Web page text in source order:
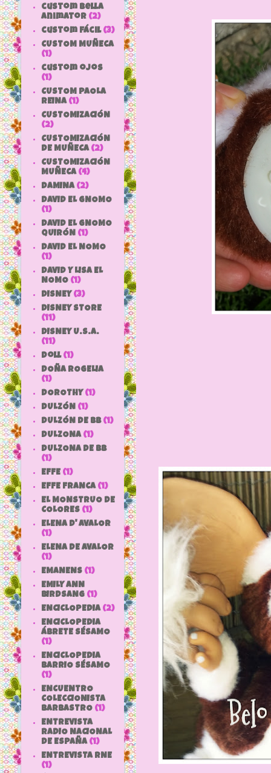
custom bella
animator (2)
custom fácil (3)
CUSTOM MUÑECA
(1)
custom ojos
(1)
CUSTOM PAOLA
REINA (1)
CUSTOMIZACIÓN
(2)
CUSTOMIZACIÓN
DE MUÑECA (2)
CUSTOMIZACIÓN
MUÑECA (4)
DAMINA (2)
DAVID EL GNOMO
(1)
DAVID EL GNOMO
QUIRÓN (1)
DAVID EL NOMO
(1)
DAVID Y LISA EL
NOMO (1)
DISNEY (3)
DISNEY STORE
(11)
DISNEY U.S.A.
(11)
doll (1)
DOÑA ROGELIA
(1)
DOROTHY (1)
DULZÓN (1)
DULZÓN DE BB (1)
DULZONA (1)
DULZONA DE BB
(1)
EFFE (1)
EFFE FRANCA (1)
EL MONSTRUO DE
COLORES (1)
ELENA D' AVALOR
(1)
ELENA DE AVALOR
(1)
EMANENS (1)
EMILY ANN
BIRDSANG (1)
ENCICLOPEDIA (2)
ENCICLOPEDIA
ÁBRETE SÉSAMO
(1)
ENCICLOPEDIA
BARRIO SÉSAMO
(1)
ENCUENTRO
COLECCIONISTA
BARBASTRO (1)
ENTREVISTA
RADIO NACIONAL
DE ESPAÑA (1)
ENTREVISTA RNE
(1)